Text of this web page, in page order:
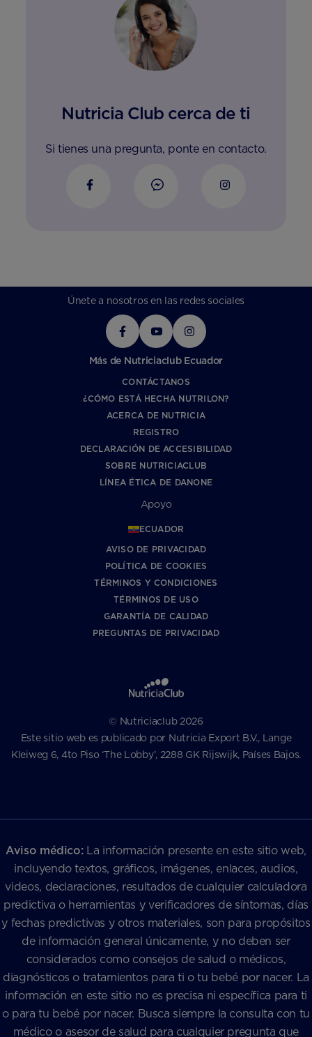
Nutricia Club cerca de ti
Si tienes una pregunta, ponte en contacto.
Únete a nosotros en las redes sociales
Más de Nutriciaclub Ecuador
CONTÁCTANOS
¿CÓMO ESTÁ HECHA NUTRILON?
ACERCA DE NUTRICIA
REGISTRO
DECLARACIÓN DE ACCESIBILIDAD
SOBRE NUTRICIACLUB
LÍNEA ÉTICA DE DANONE
Apoyo
ECUADOR
AVISO DE PRIVACIDAD
POLÍTICA DE COOKIES
TÉRMINOS Y CONDICIONES
TÉRMINOS DE USO
GARANTÍA DE CALIDAD
PREGUNTAS DE PRIVACIDAD
© Nutriciaclub 2026
Este sitio web es publicado por Nutricia Export B.V., Lange
Kleiweg 6, 4to Piso ‘The Lobby’, 2288 GK Rijswijk, Países Bajos.
Aviso médico:La información presente en este sitio web,
incluyendo textos, gráficos, imágenes, enlaces, audios,
videos, declaraciones, resultados de cualquier calculadora
predictiva o herramientas y verificadores de síntomas, días
y fechas predictivas y otros materiales, son para propósitos
de información general únicamente, y no deben ser
considerados como consejos de salud o médicos,
diagnósticos o tratamientos para ti o tu bebé por nacer. La
información en este sitio no es precisa ni específica para ti
o para tu bebé por nacer. Busca siempre la consulta con tu
médico o asesor de salud para cualquier pregunta que